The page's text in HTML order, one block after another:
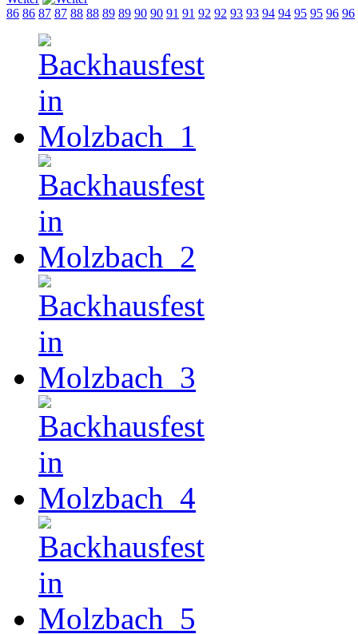
86 86 87 87 88 88 89 89 90 90 91 91 92 92 93 93 94 94 95 95 96 96